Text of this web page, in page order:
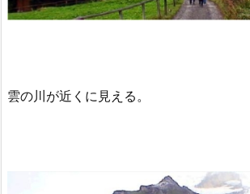
雲の川が近くに見える。